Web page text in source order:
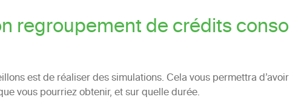
regroupement de crédits conso
est de réaliser des simulations. Cela vous permettra d’avoir
vous pourriez obtenir, et sur quelle durée.